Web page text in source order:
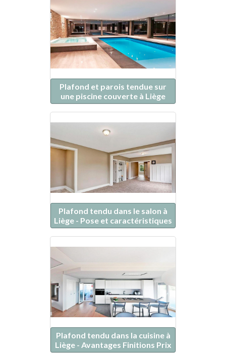
Plafond et parois tendue sur
une piscine couverte à Liège
Plafond tendu dans le salon à
Liège - Pose et caractéristiques
Plafond tendu dans la cuisine à
Liège - Avantages Finitions Prix